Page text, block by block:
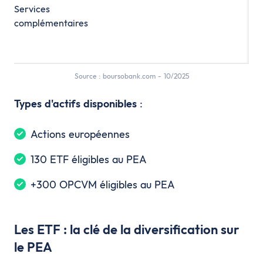
Services
complémentaires
Source : boursobank.com - 10/2025
Types d'actifs disponibles :
Actions européennes
130 ETF éligibles au PEA
+300 OPCVM éligibles au PEA
Les ETF : la clé de la diversification sur
le PEA